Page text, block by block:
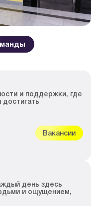
и поддержки, где
Вакансии
день здесь
и ощущением,